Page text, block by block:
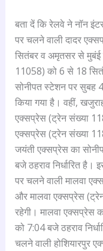
बता दें कि रेलवे ने नॉन
पर चलने वाली दादर
सितंबर व अमृतसर से
11058) को 6 से 18
सोनीपत स्टेशन पर सुबह
किया गया है। वहीं,
एक्सप्रेस (ट्रेन संख्या
एक्सप्रेस (ट्रेन संख्या
जयंती एक्सप्रेस का
बजे ठहराव निर्धारित
पर चलने वाली मालवा
और मालवा एक्सप्रेस
रहेगी। मालवा एक्सप्रेस
को 7:04 बजे ठहराव
चलने वाली होशियारपुर